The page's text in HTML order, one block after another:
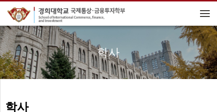
메뉴 건너뛰기
학사
학사